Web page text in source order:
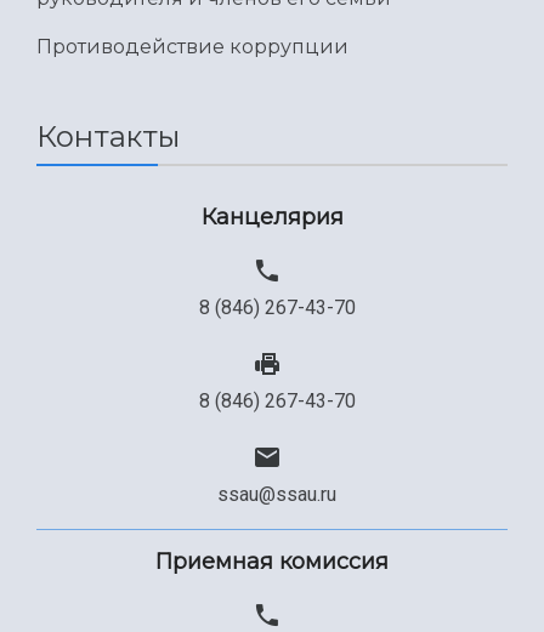
Противодействие коррупции
Контакты
Канцелярия
8 (846) 267-43-70
8 (846) 267-43-70
ssau@ssau.ru
Приемная комиссия